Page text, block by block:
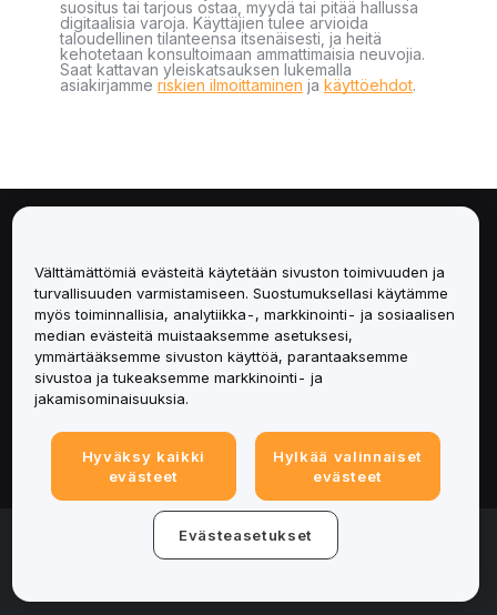
suositus tai tarjous ostaa, myydä tai pitää hallussa
digitaalisia varoja. Käyttäjien tulee arvioida
taloudellinen tilanteensa itsenäisesti, ja heitä
kehotetaan konsultoimaan ammattimaisia neuvojia.
Saat kattavan yleiskatsauksen lukemalla
asiakirjamme riskien ilmoittaminen ja käyttöehdot.
Palvelut
Tuki
Tuotteet
Lakiasiat
© 2025-2026 Bybit.eu. All rights reserved.
Välttämättömiä evästeitä käytetään sivuston toimivuuden ja
turvallisuuden varmistamiseen. Suostumuksellasi käytämme
myös toiminnallisia, analytiikka-, markkinointi- ja sosiaalisen
median evästeitä muistaaksemme asetuksesi,
ymmärtääksemme sivuston käyttöä, parantaaksemme
sivustoa ja tukeaksemme markkinointi- ja
jakamisominaisuuksia.
Hyväksy kaikki
evästeet
Hylkää valinnaiset
evästeet
Evästeasetukset